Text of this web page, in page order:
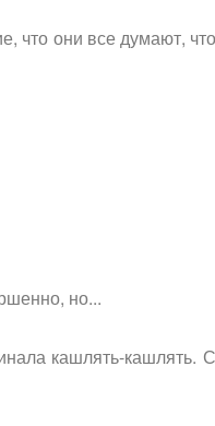
что они все думают, что
но...
кашлять-кашлять. С